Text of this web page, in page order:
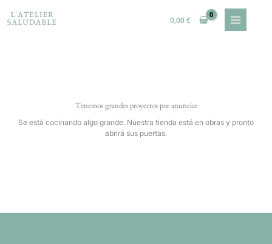
contenido
0,00€
Tenemos grandes proyectos por anunciar
Se está cocinando algo grande. Nuestra tienda está en obras y pronto
abrirá sus puertas.